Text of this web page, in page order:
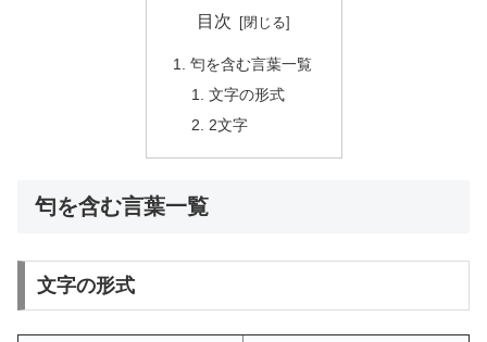
目次
匄を含む言葉一覧
文字の形式
2文字
匄を含む言葉一覧
文字の形式